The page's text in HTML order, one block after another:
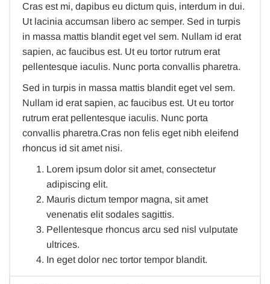
Cras est mi, dapibus eu dictum quis, interdum in dui.
Ut lacinia accumsan libero ac semper. Sed in turpis
in massa mattis blandit eget vel sem. Nullam id erat
sapien, ac faucibus est. Ut eu tortor rutrum erat
pellentesque iaculis. Nunc porta convallis pharetra.
Sed in turpis in massa mattis blandit eget vel sem.
Nullam id erat sapien, ac faucibus est. Ut eu tortor
rutrum erat pellentesque iaculis. Nunc porta
convallis pharetra.Cras non felis eget nibh eleifend
rhoncus id sit amet nisi.
Lorem ipsum dolor sit amet, consectetur
adipiscing elit.
Mauris dictum tempor magna, sit amet
venenatis elit sodales sagittis.
Pellentesque rhoncus arcu sed nisl vulputate
ultrices.
In eget dolor nec tortor tempor blandit.